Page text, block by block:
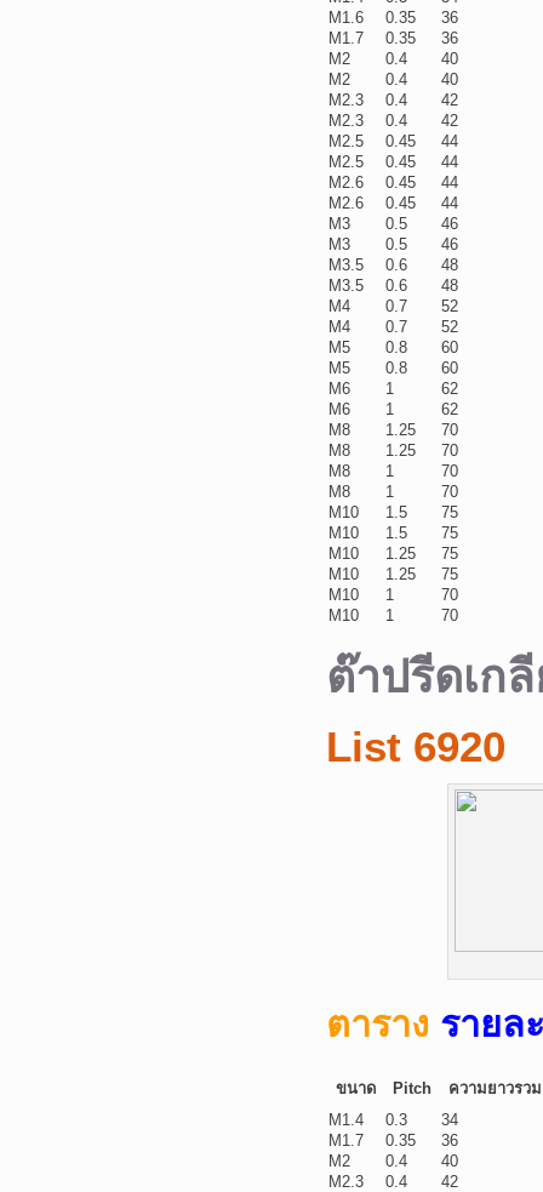
M1.6
0.35
36
M1.7
0.35
36
M2
0.4
40
M2
0.4
40
M2.3
0.4
42
M2.3
0.4
42
M2.5
0.45
44
M2.5
0.45
44
M2.6
0.45
44
M2.6
0.45
44
M3
0.5
46
M3
0.5
46
M3.5
0.6
48
M3.5
0.6
48
M4
0.7
52
M4
0.7
52
M5
0.8
60
M5
0.8
60
M6
1
62
M6
1
62
M8
1.25
70
M8
1.25
70
M8
1
70
M8
1
70
M10
1.5
75
M10
1.5
75
M10
1.25
75
M10
1.25
75
M10
1
70
M10
1 70
ต๊าปรีดเก
List 6920
ตาราง รายล
ขนาด Pitch
ความยาวรวม
M1.4
0.3
34
M1.7
0.35
36
M2
0.4
40
M2.3
0.4
42